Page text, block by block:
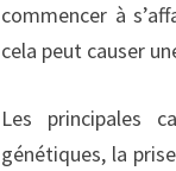
commencer à
cela peut causer
Les principales
génétiques, la